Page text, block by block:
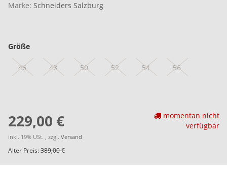
Marke: Schneiders Salzburg
Größe
46 48 50 52 54 56
229,00 €
inkl. 19% USt. , zzgl. Versand
Alter Preis:389,00 €
momentan nicht
verfügbar